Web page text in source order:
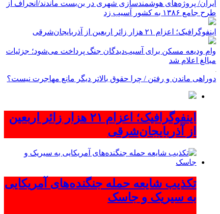
ایران/ پروژه‌های هوشمندسازی شهری در بن‌بست ماندند/انحراف از
طرح جامع ۱۳۸۶ به کشور آسیب زد
اینفوگرافیک؛ اعزام ۲۱ هزار زائر اربعین از آذربایجان‌شرقی
وام ودیعه مسکن برای آسیب‌دیدگان جنگ پرداخت می‌شود؛ جزئیات
مبالغ اعلام شد
دوراهی ماندن و رفتن / چرا حقوق بالاتر دیگر مانع مهاجرت نیست؟
اینفوگرافیک؛ اعزام ۲۱ هزار زائر اربعین
از آذربایجان‌شرقی
تکذیب شایعه حمله جنگنده‌های آمریکایی
به سیریک و جاسک